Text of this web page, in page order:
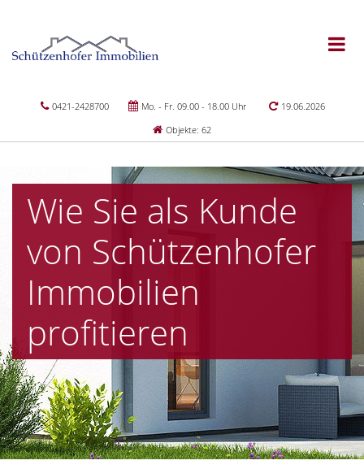
0421-2428700 Mo. - Fr. 09.00 - 18.00 Uhr
19.06.2026
Objekte: 62
Wie Sie als Kunde
von Schützenhofer
Immobilien
profitieren